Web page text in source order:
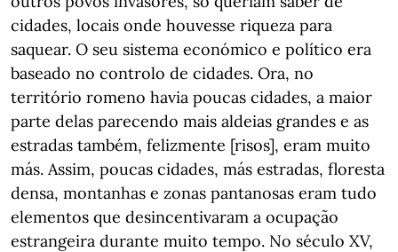
cidades, locais onde houvesse riqueza para
saquear. O seu sistema económico e político era
baseado no controlo de cidades. Ora, no
território romeno havia poucas cidades, a maior
parte delas parecendo mais aldeias grandes e as
estradas também, felizmente [risos], eram muito
más. Assim, poucas cidades, más estradas, floresta
densa, montanhas e zonas pantanosas eram tudo
elementos que desincentivaram a ocupação
estrangeira durante muito tempo. No século XV,